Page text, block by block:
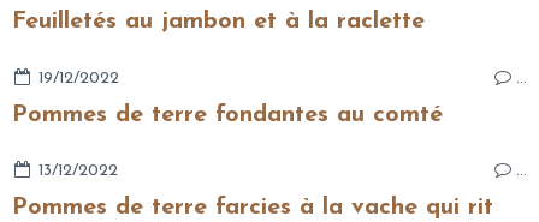
Feuilletés au jambon et à la raclette
19/12/2022
Pommes de terre fondantes au comté
13/12/2022 …
Pommes de terre farcies à la vache qui rit